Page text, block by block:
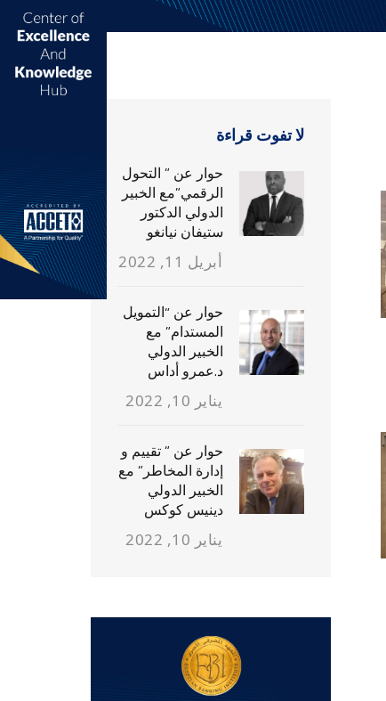
لا تفوت قراءة
حوار عن ” التحول
الرقمي”مع الخبير
الدولي الدكتور
ستيفان نيانغو
أبريل 11, 2022
حوار عن “التمويل
المستدام” مع
الخبير الدولي
د.عمرو أداس
يناير 10, 2022
حوار عن ” تقييم و
إدارة المخاطر” مع
الخبير الدولي
دينيس كوكس
يناير 10, 2022